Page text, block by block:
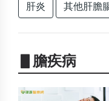
肝炎 其他肝膽
▋膽疾病